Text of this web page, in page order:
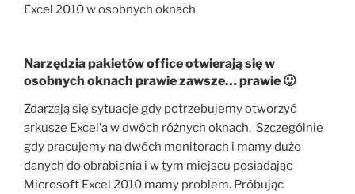
Excel 2010 w osobnych oknach
Narzędzia pakietów office otwierają się w
osobnych oknach prawie zawsze… prawie 🙂
Zdarzają się sytuacje gdy potrzebujemy otworzyć
arkusze Excel’a w dwóch różnych oknach. Szczególnie
gdy pracujemy na dwóch monitorach i mamy dużo
danych do obrabiania i w tym miejscu posiadając
Microsoft Excel 2010 mamy problem. Próbując